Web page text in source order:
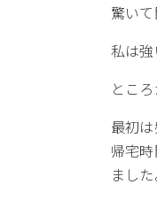
驚い
私は
とこ
最初
帰宅
ました